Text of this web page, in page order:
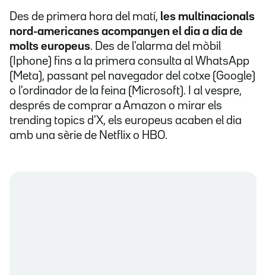
Des de primera hora del matí, les multinacionals
nord-americanes acompanyen el dia a dia de
molts europeus. Des de l'alarma del mòbil
(Iphone) fins a la primera consulta al WhatsApp
(Meta), passant pel navegador del cotxe (Google)
o l'ordinador de la feina (Microsoft). I al vespre,
després de comprar a Amazon o mirar els
trending topics d'X, els europeus acaben el dia
amb una sèrie de Netflix o HBO.